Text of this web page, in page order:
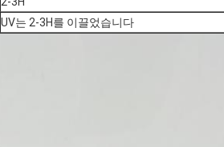
UV는 2-3H를 이끌었습니다